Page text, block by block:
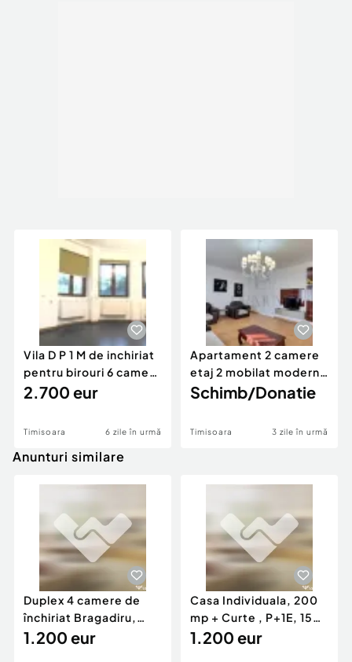
Nr. locuri parcare:2
Canalizare
Vila D P 1 M de inchiriat
pentru birouri 6 camere
- Complex
2.700 eur
Timisoara 6 zile în urmă
Apartament 2 camere
etaj 2 mobilat modern
- Complexul Stude
Schimb/Donatie
Timisoara 3 zile în urmă
Anunturi similare
Duplex 4 camere de
închiriat Bragadiru,
curte 100 mp, pa...
1.200 eur
Casa Individuala, 200
mp + Curte , P+1E, 150
mp, zona Girocu
1.200 eur